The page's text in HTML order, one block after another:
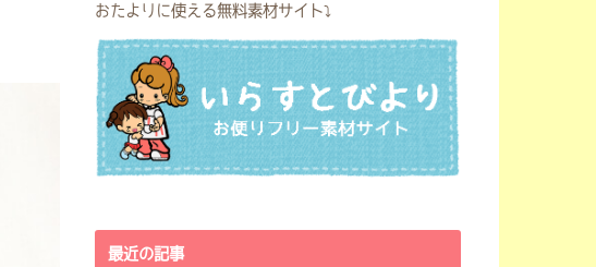
おたよりに使える無料素材サイト⤵︎
最近の記事